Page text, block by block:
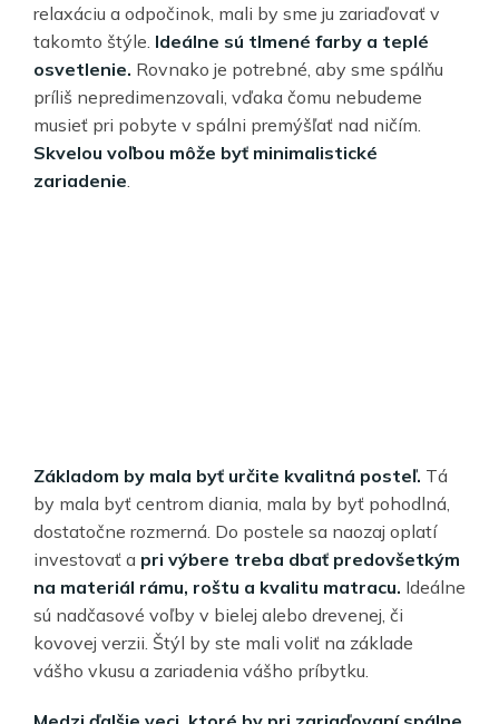
relaxáciu a odpočinok, mali by sme ju zariaďovať v
takomto štýle. Ideálne sú tlmené farby a teplé
osvetlenie. Rovnako je potrebné, aby sme spálňu
príliš nepredimenzovali, vďaka čomu nebudeme
musieť pri pobyte v spálni premýšľať nad ničím.
Skvelou voľbou môže byť minimalistické
zariadenie
Základom by mala byť určite kvalitná posteľ. Tá
by mala byť centrom diania, mala by byť pohodlná,
dostatočne rozmerná. Do postele sa naozaj oplatí
investovať a pri výbere treba dbať predovšetkým
na materiál rámu, roštu a kvalitu matracu. Ideálne
sú nadčasové voľby v bielej alebo drevenej, či
kovovej verzii. Štýl by ste mali voliť na základe
vášho vkusu a zariadenia vášho príbytku.